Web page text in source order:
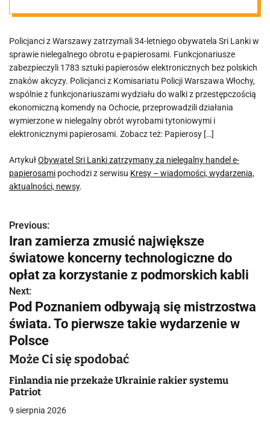
handel e-
papierosami
Policjanci z Warszawy zatrzymali 34-letniego obywatela Sri Lanki w
sprawie nielegalnego obrotu e-papierosami. Funkcjonariusze
zabezpieczyli 1783 sztuki papierosów elektronicznych bez polskich
znaków akcyzy. Policjanci z Komisariatu Policji Warszawa Włochy,
wspólnie z funkcjonariuszami wydziału do walki z przestępczością
ekonomiczną komendy na Ochocie, przeprowadzili działania
wymierzone w nielegalny obrót wyrobami tytoniowymi i
elektronicznymi papierosami. Zobacz też: Papierosy […]
ArtykułObywatel Sri Lanki zatrzymany za nielegalny handel e-
papierosami pochodzi z serwisu Kresy – wiadomości, wydarzenia,
aktualności, newsy.
N
a
w
i
g
a
c
j
a
Previous:
Iran zamierza zmusić największe
światowe koncerny technologiczne do
opłat za korzystanie z podmorskich kabli
Next:
Pod Poznaniem odbywają się mistrzostwa
świata. To pierwsze takie wydarzenie w
Polsce
Może Ci się spodobać
Finlandia nie przekaże Ukrainie rakier systemu
Patriot
9 sierpnia 2026